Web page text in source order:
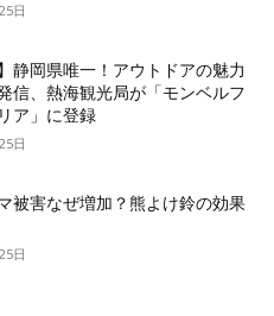
日
静岡県唯一！アウトドアの魅力
信、熱海観光局が「モンベルフ
ア」に登録
日
被害なぜ増加？熊よけ鈴の効果
日